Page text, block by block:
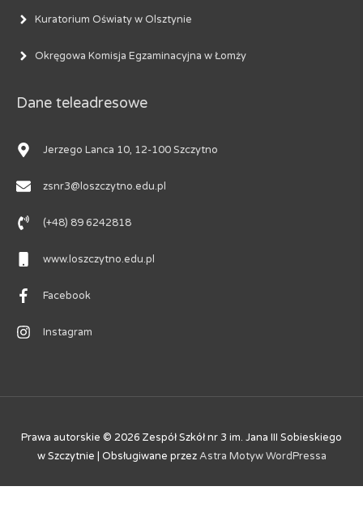
Kuratorium Oświaty w Olsztynie
Okręgowa Komisja Egzaminacyjna w Łomży
Dane teleadresowe
Jerzego Lanca 10, 12-100 Szczytno
zsnr3@loszczytno.edu.pl
(+48) 89 6242818
www.loszczytno.edu.pl
Facebook
Instagram
Prawa autorskie © 2026 Zespół Szkół nr 3 im. Jana III Sobieskiego
w Szczytnie | Obsługiwane przezAstra Motyw WordPressa